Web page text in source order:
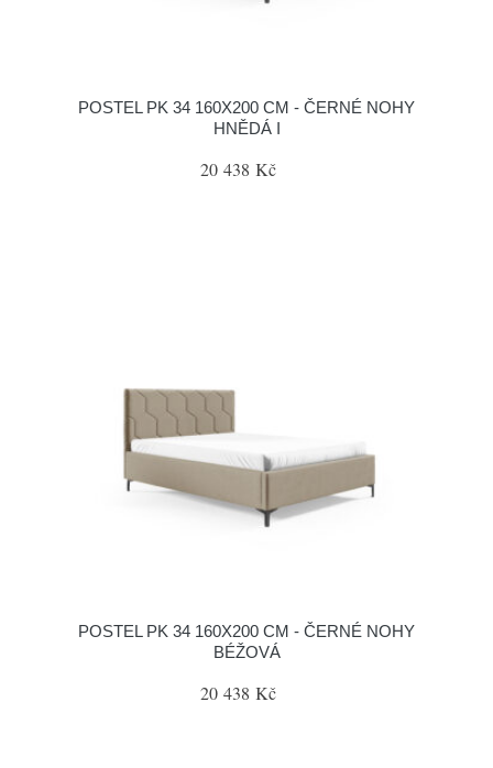
POSTEL PK 34 160X200 CM - ČERNÉ NOHY
HNĚDÁ I
20 438 Kč
POSTEL PK 34 160X200 CM - ČERNÉ NOHY
BÉŽOVÁ
20 438 Kč